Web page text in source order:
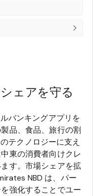
ェアを守る
バンキングアプリを
品、食品、旅行の割
テクノロジーに支え
東の消費者向けクレ
す。市場シェアを拡
NBD は、パー
強化することでユー